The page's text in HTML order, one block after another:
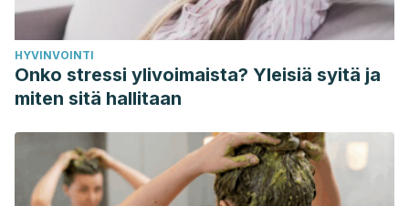
sleep: perceptions of sex as a sleep promoting behavior in
the general adult population.Frontiers in public
health,7 (33), 1-6. Disponible en:
https://www.ncbi.nlm.nih.gov/pmc/articles/PMC6409294/
your health? A national study on partnered sexuality and
cardiovascular risk among older men and women.
Journal
of Health and Social Behavior
,57(3), 276-296. Disponible
HYVINVOINTI
Onko stressi ylivoimaista? Yleisiä syitä ja
miten sitä hallitaan